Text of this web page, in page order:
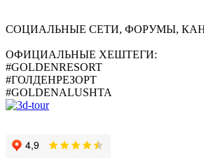
СОЦИАЛЬНЫЕ СЕТИ, ФОРУМЫ,
ОФИЦИАЛЬНЫЕ ХЕШТЕГИ:
#GOLDENRESORT
#ГОЛДЕНРЕЗОРТ
#GOLDENALUSHTA